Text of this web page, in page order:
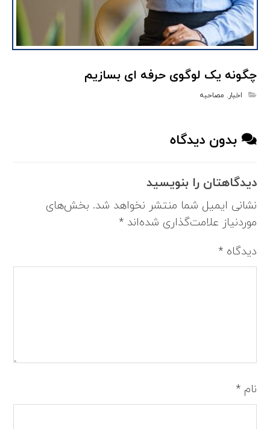
چگونه یک لوگوی حرفه ای بسازیم
اخبار, مصاحبه
بدون دیدگاه
دیدگاهتان را بنویسید
نشانی ایمیل شما منتشر نخواهد شد. بخش‌های
موردنیاز علامت‌گذاری شده‌اند*
دیدگاه*
نام*